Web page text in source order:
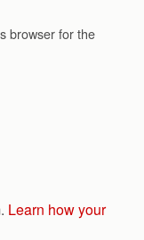
browser for the
Learn how your